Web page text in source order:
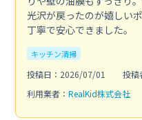
光沢が戻ったのが嬉しい
丁寧で安心できました。
キッチン清掃
投稿日：2026/07/01
投稿
利用業者： RealKid株式会社